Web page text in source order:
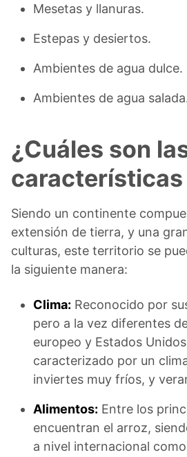
Mesetas y llanuras.
Estepas y desiertos.
Ambientes de agua dulce.
Ambientes de agua
¿Cuáles son
características
Siendo un continente
extensión de tierra, y una
culturas, este territorio se
la siguiente manera:
Clima: Reconocido por
pero a la vez diferentes
europeo y Estados
caracterizado por un
inviertes muy fríos, y
Alimentos: Entre los
encuentran el arroz,
a nivel internacional